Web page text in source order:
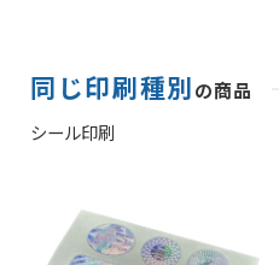
同じ印刷種別の商品
シール印刷